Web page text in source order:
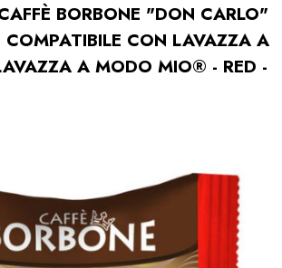
GRANI E MACINATO
PRODOTTI HO.RE.CA.
ACCESSORI
BORBONE "DON CARLO"
COMPATIBILE CON LAVAZZA A
A MODO MIO® - RED -